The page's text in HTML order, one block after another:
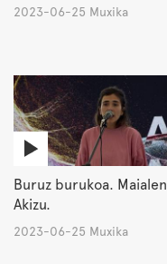
2023-06-25 Muxika
Buruz burukoa. Maialen
Akizu.
2023-06-25 Muxika